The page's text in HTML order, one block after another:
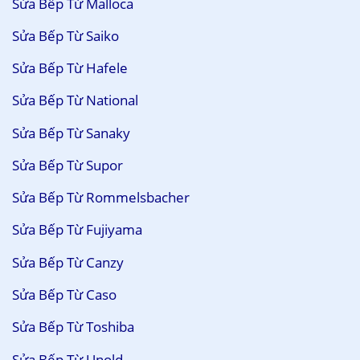
Sửa Bếp Từ Saiko
Sửa Bếp Từ Hafele
Sửa Bếp Từ National
Sửa Bếp Từ Sanaky
Sửa Bếp Từ Supor
Sửa Bếp Từ Rommelsbacher
Sửa Bếp Từ Fujiyama
Sửa Bếp Từ Canzy
Sửa Bếp Từ Caso
Sửa Bếp Từ Toshiba